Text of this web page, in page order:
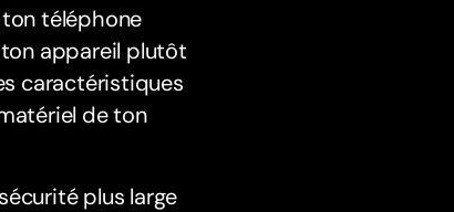
téléphone
appareil plutôt
caractéristiques
de ton
plus large